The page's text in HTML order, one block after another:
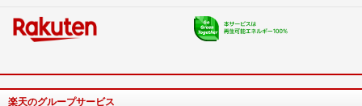
楽天のグループサービス